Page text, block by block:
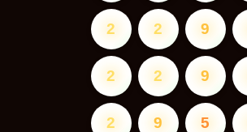
2 2 9
2 2 9
2 9 5